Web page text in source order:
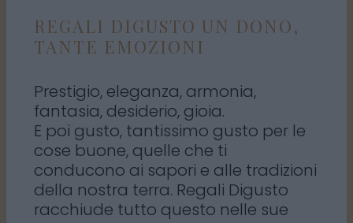
REGALI DIGUSTO UN DONO,
TANTE EMOZIONI
Prestigio, eleganza, armonia,
fantasia, desiderio, gioia.
E poi gusto, tantissimo gusto per le
cose buone, quelle che ti
conducono ai sapori e alle tradizioni
della nostra terra. Regali Digusto
racchiude tutto questo nelle sue